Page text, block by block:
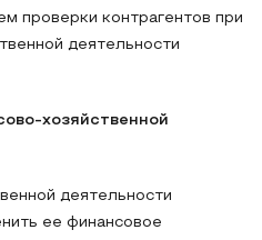
проверки контрагентов при
деятельности
хозяйственной
деятельности
ее финансовое